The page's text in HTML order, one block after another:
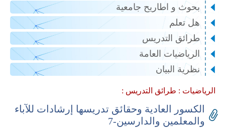
بحوث و اطاريح جامعية
هل تعلم
طرائق التدريس
الرياضيات العامة
نظرية البيان
الرياضيات : طرائق التدريس :
الكسور العادية وحقائق تدريسها إرشادات للآباء
والمعلمين والدارسين-7